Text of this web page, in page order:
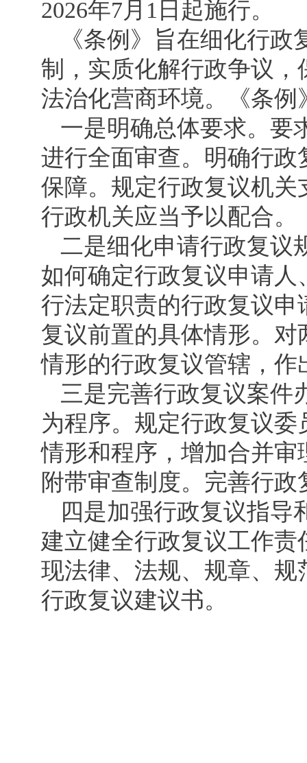
2026年7月1日起施行。
《条例》旨在细化行
制，实质化解行政争议
法治化营商环境。《条
一是明确总体要求。要
进行全面审查。明确行
保障。规定行政复议机
行政机关应当予以配合。
二是细化申请行政复议
如何确定行政复议申请
行法定职责的行政复议
复议前置的具体情形。
情形的行政复议管辖，作
三是完善行政复议案件
为程序。规定行政复议
情形和程序，增加合并
附带审查制度。完善行政
四是加强行政复议指导
建立健全行政复议工作
现法律、法规、规章、
行政复议建议书。